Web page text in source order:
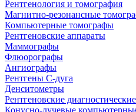
Рентгенология и томография
Магнитно-резонансные
Компьютерные томографы
Рентгеновские аппараты
Маммографы
Флюорографы
Ангиографы
Рентгены С-дуга
Денситометры
Рентгеновские
Конусно-лучевые